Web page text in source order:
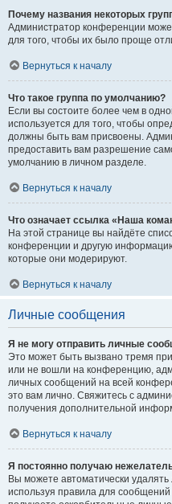
Почему названия некоторых
Администратор конференции
для того, чтобы их было проще
Вернуться к началу
Что такое группа по умолчанию?
Если вы состоите более чем в
используется для того, чтобы
должны быть вам присвоены.
предоставить вам разрешение
умолчанию в личном разделе.
Вернуться к началу
Что означает ссылка «Наша
На этой странице вы найдёте
конференции и другую
которые они модерируют.
Вернуться к началу
Личные сообщения
Я не могу отправить личные
Это может быть вызвано тремя
или не вошли на конференцию,
личных сообщений на всей
это вам лично. Свяжитесь с
получения дополнительной
Вернуться к началу
Я постоянно получаю
Вы можете автоматически
используя правила для